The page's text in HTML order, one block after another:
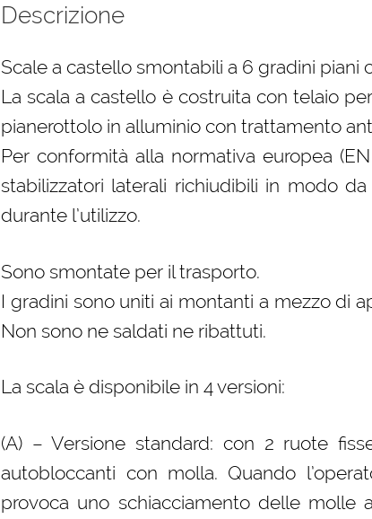
Descrizione
Scale a castello smontabili a 6 gradini piani
La scala a castello è costruita con telaio
pianerottolo in alluminio con trattamento
Per conformità alla normativa europea
stabilizzatori laterali richiudibili in modo
durante l’utilizzo.
Sono smontate per il trasporto.
I gradini sono uniti ai montanti a mezzo di
Non sono ne saldati ne ribattuti.
La scala è disponibile in 4 versioni:
(A) – Versione standard: con 2 ruote
autobloccanti con molla. Quando
provoca uno schiacciamento delle